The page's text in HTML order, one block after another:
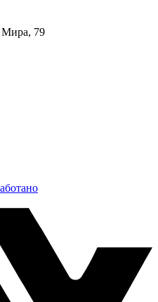
Мира, 79